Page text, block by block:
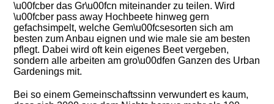
\u00fcber das Gr\u00fcn miteinander zu teilen. Wird
\u00fcber pass away Hochbeete hinweg gern
gefachsimpelt, welche Gem\u00fcsesorten sich am
besten zum Anbau eignen und wie male sie am besten
pflegt. Dabei wird oft kein eigenes Beet vergeben,
sondern alle arbeiten am gro\u00dfen Ganzen des Urban
Gardenings mit.
Bei so einem Gemeinschaftssinn verwundert es kaum,